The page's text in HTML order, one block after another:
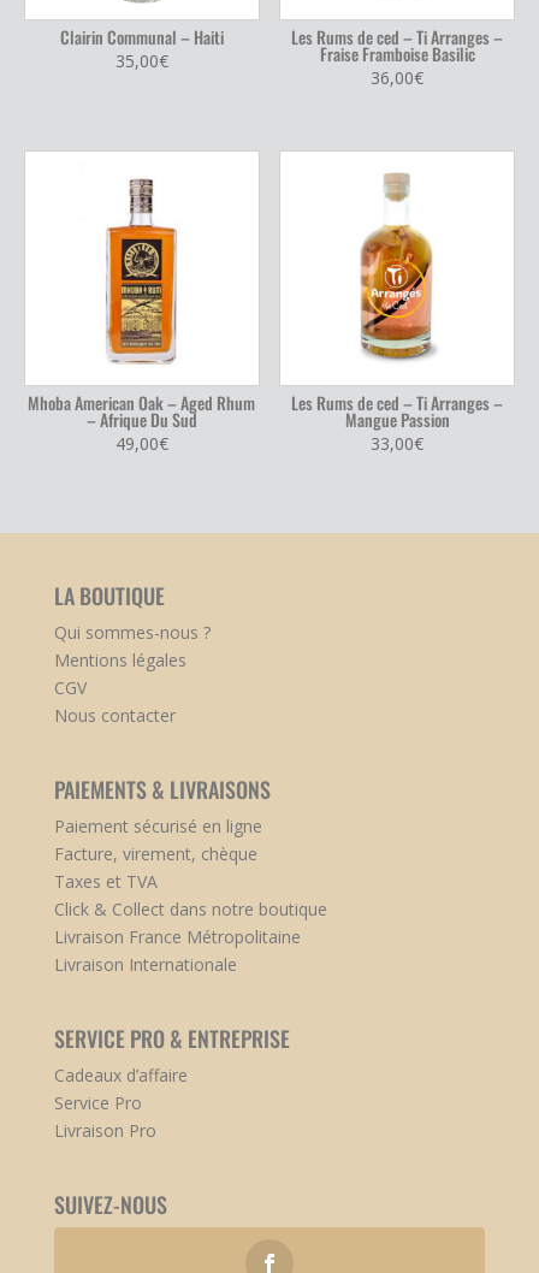
Clairin Communal – Haiti
35,00€
Les Rums de ced – Ti Arranges –
Fraise Framboise Basilic
36,00€
Mhoba American Oak – Aged Rhum
– Afrique Du Sud
49,00€
Les Rums de ced – Ti Arranges –
Mangue Passion
33,00€
LA BOUTIQUE
Qui sommes-nous ?
Mentions légales
CGV
Nous contacter
PAIEMENTS & LIVRAISONS
Paiement sécurisé en ligne
Facture, virement, chèque
Taxes et TVA
Click & Collect dans notre boutique
Livraison France Métropolitaine
Livraison Internationale
SERVICE PRO & ENTREPRISE
Cadeaux d’affaire
Service Pro
Livraison Pro
SUIVEZ-NOUS